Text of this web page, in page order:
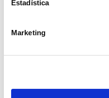
Estadística
Marketing